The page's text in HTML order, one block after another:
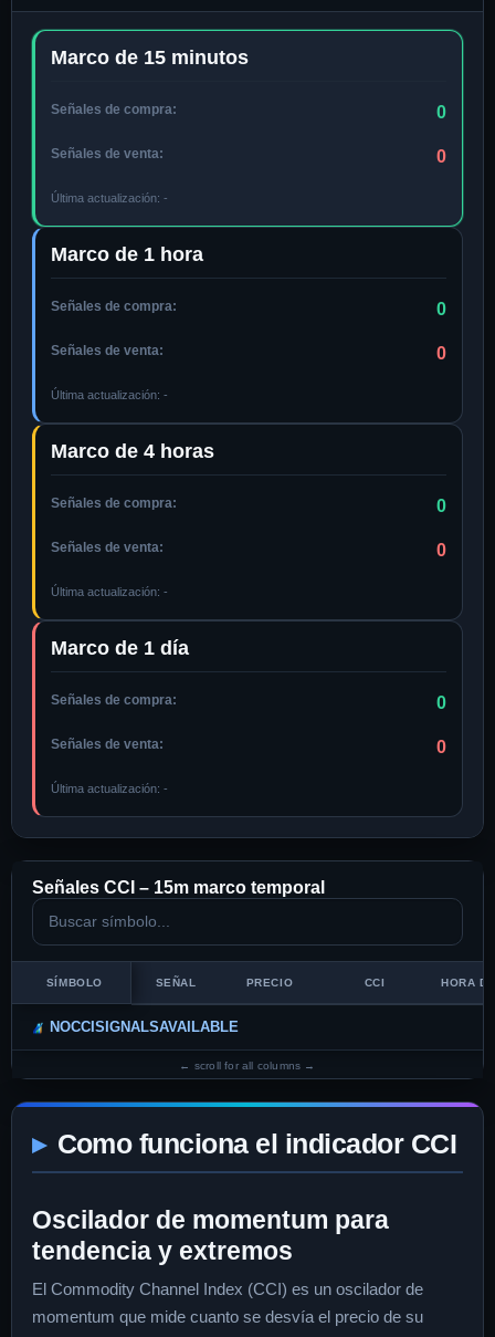
Marco de 15 minutos
Señales de compra: 0
Señales de venta: 0
Última actualización: -
Marco de 1 hora
Señales de compra: 0
Señales de venta: 0
Última actualización: -
Marco de 4 horas
Señales de compra: 0
Señales de venta: 0
Última actualización: -
Marco de 1 día
Señales de compra: 0
Señales de venta: 0
Última actualización: -
Señales CCI – 15m marco temporal
SÍMBOLO SEÑAL PRECIO CCI HORA
NOCCISIGNALSAVAILABLE
Como funciona el indicador CCI
Oscilador de momentum para
tendencia y extremos
El Commodity Channel Index (CCI) es un oscilador de
momentum que mide cuanto se desvía el precio de su